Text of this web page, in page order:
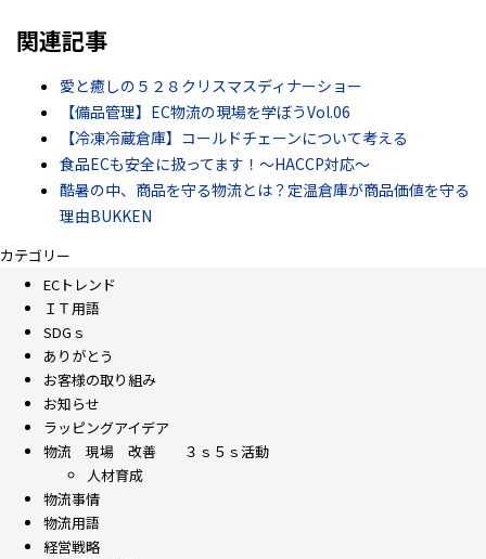
関連記事
愛と癒しの５２８クリスマスディナーショー
【備品管理】EC物流の現場を学ぼうVol.06
【冷凍冷蔵倉庫】コールドチェーンについて考える
食品ECも安全に扱ってます！～HACCP対応～
酷暑の中、商品を守る物流とは？定温倉庫が商品価値を守る
理由BUKKEN
カテゴリー
ECトレンド
ＩＴ用語
SDGｓ
ありがとう
お客様の取り組み
お知らせ
ラッピングアイデア
物流 現場 改善 ３ｓ５ｓ活動
人材育成
物流事情
物流用語
経営戦略